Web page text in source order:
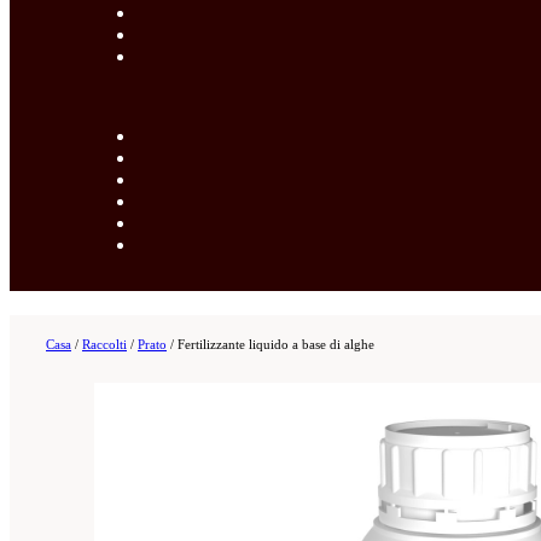
Casa / Raccolti / Prato / Fertilizzante liquido a base di alghe